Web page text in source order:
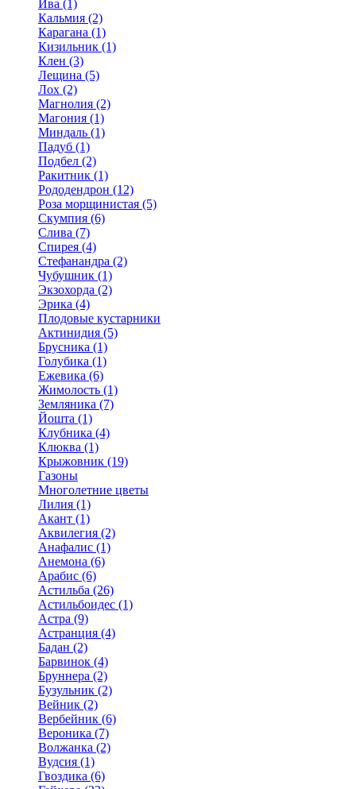
Ива (1)
Кальмия (2)
Карагана (1)
Кизильник (1)
Клен (3)
Лещина (5)
Лох (2)
Магнолия (2)
Магония (1)
Миндаль (1)
Падуб (1)
Подбел (2)
Ракитник (1)
Рододендрон (12)
Роза морщинистая (5)
Скумпия (6)
Слива (7)
Спирея (4)
Стефанандра (2)
Чубушник (1)
Экзохорда (2)
Эрика (4)
Плодовые кустарники
Актинидия (5)
Брусника (1)
Голубика (1)
Ежевика (6)
Жимолость (1)
Земляника (7)
Йошта (1)
Клубника (4)
Клюква (1)
Крыжовник (19)
Газоны
Многолетние цветы
Лилия (1)
Акант (1)
Аквилегия (2)
Анафалис (1)
Анемона (6)
Арабис (6)
Астильба (26)
Астильбоидес (1)
Астра (9)
Астранция (4)
Бадан (2)
Барвинок (4)
Бруннера (2)
Бузульник (2)
Вейник (2)
Вербейник (6)
Вероника (7)
Волжанка (2)
Вудсия (1)
Гвоздика (6)